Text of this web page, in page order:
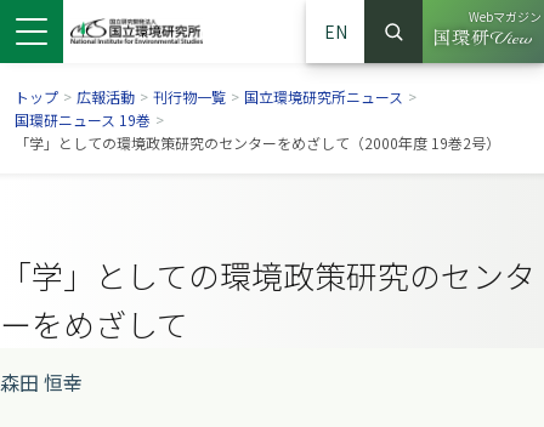
EN
サイト内検索
検索
Webマガジン
（別ウイ
トップ > 広報活動 > 刊行物一覧 > 国立環境研究所ニュース >
国環研ニュース 19巻 >
「学」としての環境政策研究のセンターをめざして（2000年度 19巻2号）
「学」としての環境政策研究のセンタ
ーをめざして
森田 恒幸